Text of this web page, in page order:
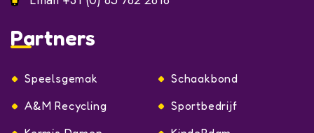
Partners
Speelsgemak
Schaakbond
A&M Recycling
Sportbedrijf